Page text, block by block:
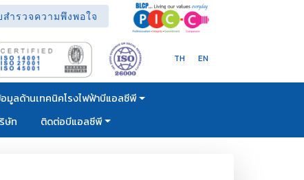
สำรวจความพึงพอใจ
TH EN
มูลด้านเทคนิคโรงไฟฟ้าบีแอลซีพี
ษัท ติดต่อบีแอลซีพี